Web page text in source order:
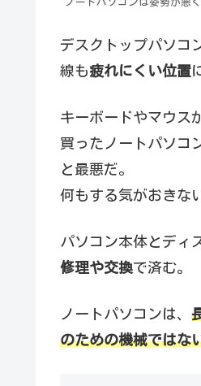
デスクトップパソコ
線も疲れにくい位置
キーボードやマウス
買ったノートパソコ
と最悪だ。
何もする気がおきな
パソコン本体とディ
修理や交換で済む。
ノートパソコンは、
のための機械ではな